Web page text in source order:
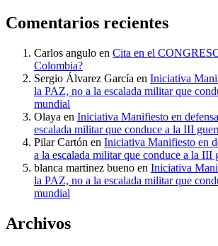
Comentarios recientes
Carlos angulo en Cita en el
Colombia?
Sergio Álvarez García en Iniciativa
la PAZ, no a la escalada militar que
mundial
Olaya en Iniciativa Manifiesto en
escalada militar que conduce a la III
Pilar Cartón en Iniciativa Manifiesto en
a la escalada militar que conduce a la III
blanca martinez bueno en Iniciativa
la PAZ, no a la escalada militar que
mundial
Archivos